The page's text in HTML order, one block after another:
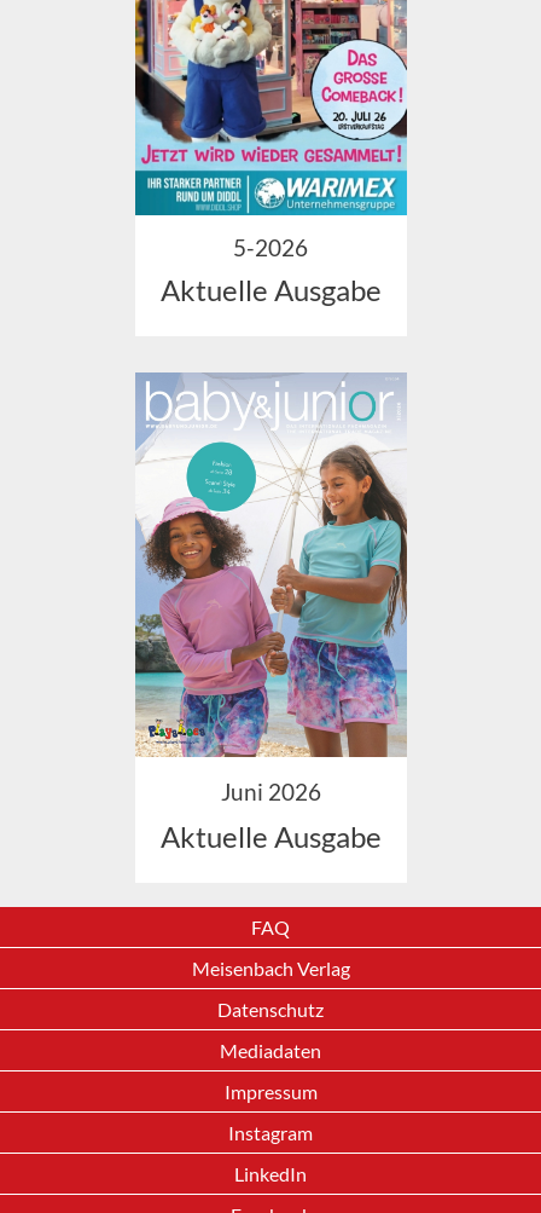
5-2026
Aktuelle Ausgabe
Juni 2026
Aktuelle Ausgabe
FAQ
Meisenbach Verlag
Datenschutz
Mediadaten
Impressum
Instagram
LinkedIn